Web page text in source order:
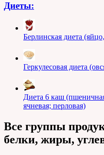
Диеты:
Берлинская диета
Геркулесовая диета
Диета 6 каш
ячневая; перловая)
Все группы
белки, жиры,